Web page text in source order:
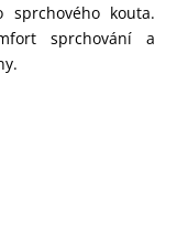
sprchového kouta.
sprchování a